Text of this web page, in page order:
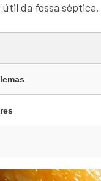
da fossa séptica.